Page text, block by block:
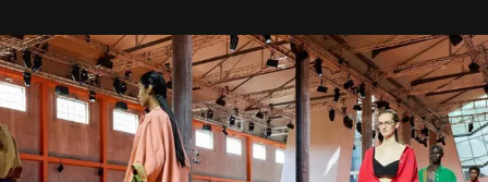
愛它的雋永與優雅。那麼這個手袋是怎麼誕生的呢？又為
甚麼取名叫 2.55 ？今天就由《L'Officiel HK》帶你穿越流金
歲月，回顧 2.55 的誕生故事。